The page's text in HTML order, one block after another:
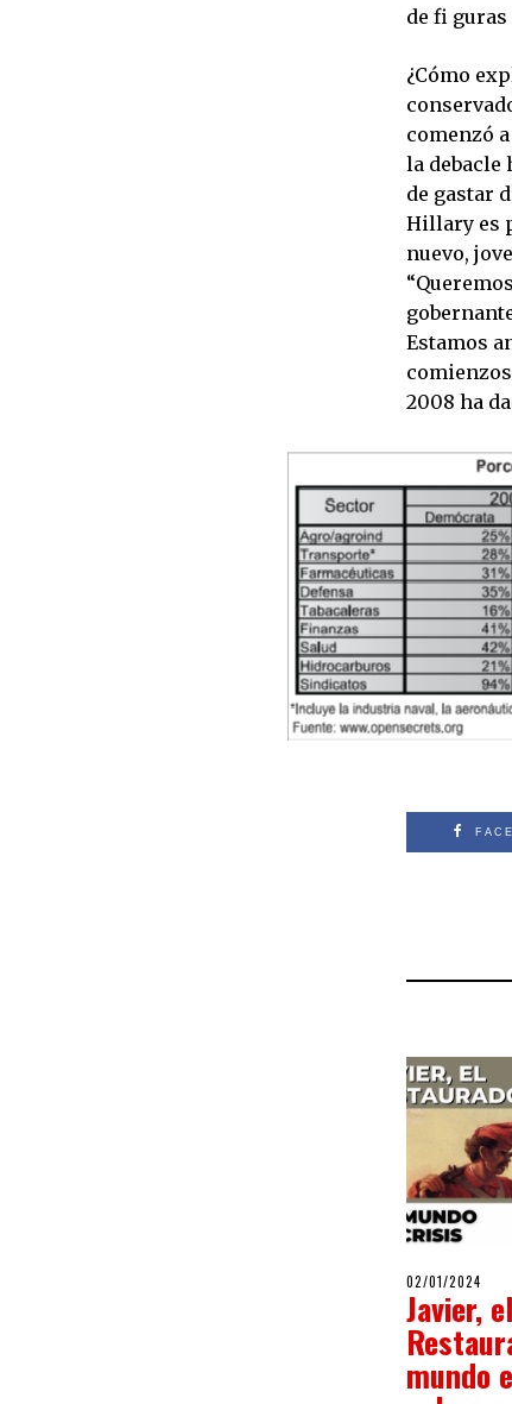
de fi guras
¿Cómo
comenzó
la debacle
de gastar
Hillary es
nuevo,
Estamos
2008 ha
POSTED
ON
02/01/2024
Javier, el
mundo